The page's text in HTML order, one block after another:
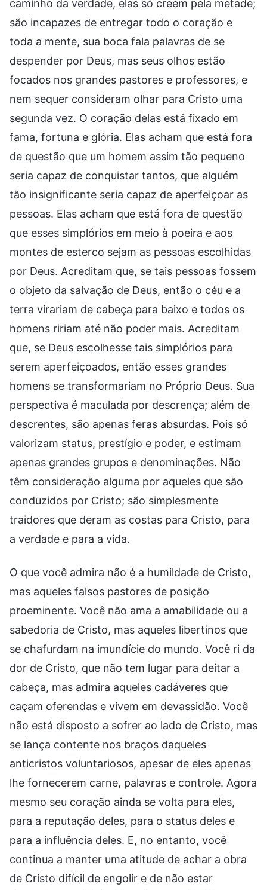
caminho da verdade, elas só creem pela metade;
são incapazes de entregar todo o coração e
toda a mente, sua boca fala palavras de se
despender por Deus, mas seus olhos estão
focados nos grandes pastores e professores, e
nem sequer consideram olhar para Cristo uma
segunda vez. O coração delas está fixado em
fama, fortuna e glória. Elas acham que está fora
de questão que um homem assim tão pequeno
seria capaz de conquistar tantos, que alguém
tão insignificante seria capaz de aperfeiçoar as
pessoas. Elas acham que está fora de questão
que esses simplórios em meio à poeira e aos
montes de esterco sejam as pessoas escolhidas
por Deus. Acreditam que, se tais pessoas fossem
o objeto da salvação de Deus, então o céu e a
terra virariam de cabeça para baixo e todos os
homens ririam até não poder mais. Acreditam
que, se Deus escolhesse tais simplórios para
serem aperfeiçoados, então esses grandes
homens se transformariam no Próprio Deus. Sua
perspectiva é maculada por descrença; além de
descrentes, são apenas feras absurdas. Pois só
valorizam status, prestígio e poder, e estimam
apenas grandes grupos e denominações. Não
têm consideração alguma por aqueles que são
conduzidos por Cristo; são simplesmente
traidores que deram as costas para Cristo, para
a verdade e para a vida.
O que você admira não é a humildade de Cristo,
mas aqueles falsos pastores de posição
proeminente. Você não ama a amabilidade ou a
sabedoria de Cristo, mas aqueles libertinos que
se chafurdam na imundície do mundo. Você ri da
dor de Cristo, que não tem lugar para deitar a
cabeça, mas admira aqueles cadáveres que
caçam oferendas e vivem em devassidão. Você
não está disposto a sofrer ao lado de Cristo, mas
se lança contente nos braços daqueles
anticristos voluntariosos, apesar de eles apenas
lhe fornecerem carne, palavras e controle. Agora
mesmo seu coração ainda se volta para eles,
para a reputação deles, para o status deles e
para a influência deles. E, no entanto, você
continua a manter uma atitude de achar a obra
de Cristo difícil de engolir e de não estar